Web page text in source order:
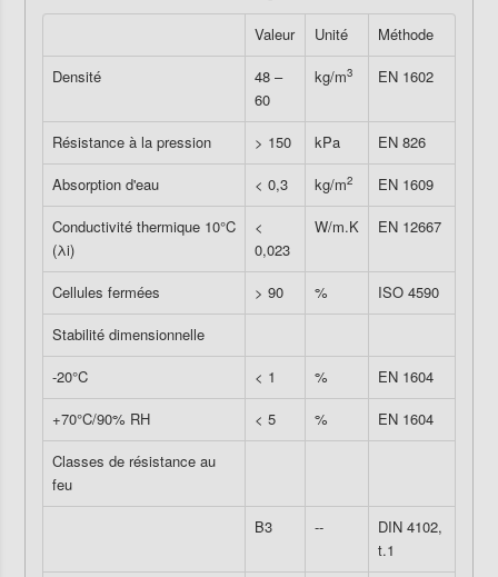
Valeur Unité
Méthode
Densité
48 –
60
kg/m3 EN 1602
Résistance à la pression > 150 kPa
EN 826
Absorption d'eau
< 0,3 kg/m2
EN 1609
Conductivité thermique 10°C
(λi)
<
0,023
W/m.K EN 12667
Cellules fermées > 90 %
ISO 4590
Stabilité dimensionnelle
-20°C
< 1 %
EN 1604
+70°C/90% RH
< 5 %
EN 1604
Classes de résistance au
feu
B3
--
DIN 4102,
t.1